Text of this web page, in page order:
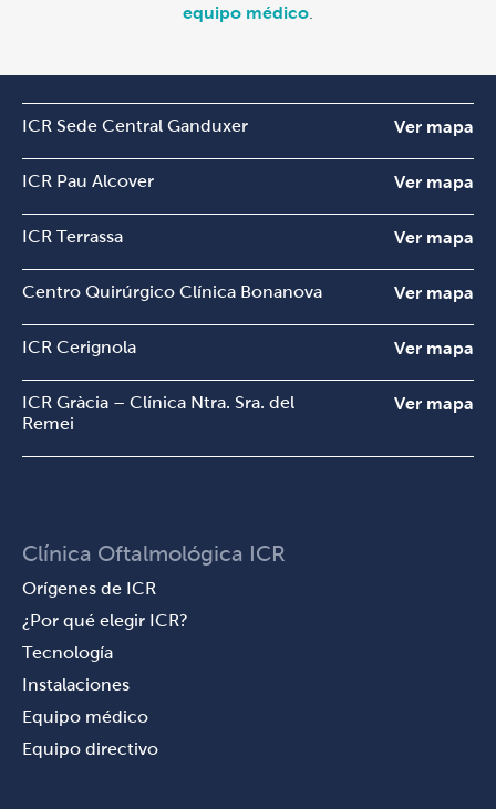
equipo médico
ICR Sede Central Ganduxer Ver mapa
ICR Pau Alcover Ver mapa
ICR Terrassa Ver mapa
Centro Quirúrgico Clínica Bonanova Ver mapa
ICR Cerignola Ver mapa
ICR Gràcia – Clínica Ntra. Sra. del
Remei
Ver mapa
Clínica Oftalmológica ICR
Orígenes de ICR
¿Por qué elegir ICR?
Tecnología
Instalaciones
Equipo médico
Equipo directivo